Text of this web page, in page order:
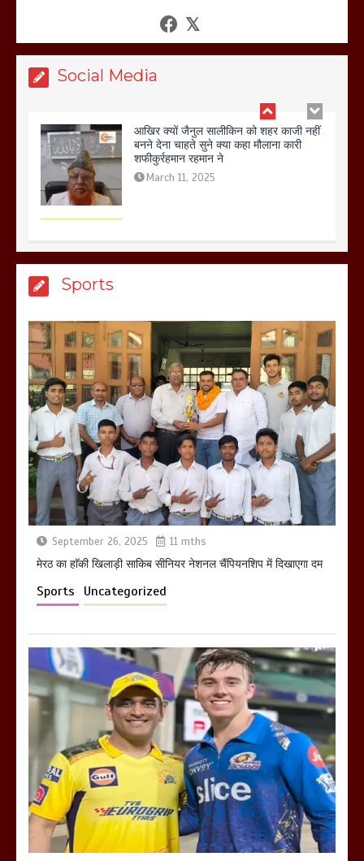
Social Media
शफीकुर्रहमान रहमान ने
बिजली विभाग से परेशान होकर बागपत में एक संत
ने सरकार को दी आमरण अनशन की चेतावनी
March 8, 2025
होलिका रखने पर लात मार कर होलिका को किया
तहस नहस,मोहल्ले वालों के साथ की गई गाली
गलोच ,कहा अगर रखी गई होली तो होगा खून
खराबा,
March 11, 2025
Sports
September 26, 2025 11 mths
मेरठ का हाॅकी खिलाड़ी साकिब सीनियर नेशनल चैंपियनशिप में दिखाएगा दम
Sports Uncategorized